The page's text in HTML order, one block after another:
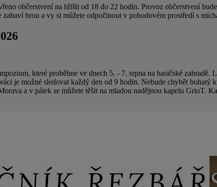
občerstvení na hřišti od 18 do 22 hodin. Provoz občerstvení
hrou a vy si můžete odpočinout v pohodovém prostředí s
které proběhne ve dnech 5. - 7. srpna na hasičské
je možné sledovat každý den od 9 hodin. Nebude chybět bohatý
a v pátek se můžete těšit na mladou nadějnou kapelu GrioT.